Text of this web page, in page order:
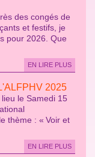
des congés de
et festifs, je
pour 2026. Que
EN LIRE PLUS
2025
le Samedi 15
thème : « Voir et
EN LIRE PLUS